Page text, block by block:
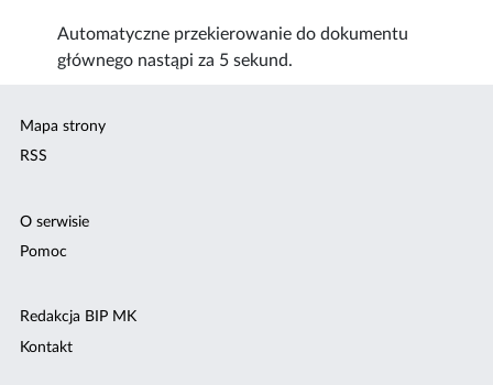
Automatyczne przekierowanie do dokumentu
głównego nastąpi za 5 sekund.
Mapa strony
RSS
O serwisie
Pomoc
Redakcja BIP MK
Kontakt